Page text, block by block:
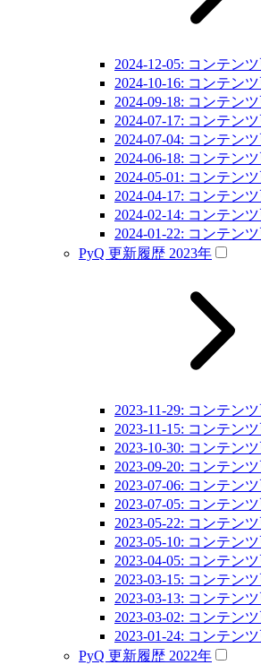
2024-12-05: コンテン
2024-10-16: コンテン
2024-09-18: コンテン
2024-07-17: コンテン
2024-07-04: コンテン
2024-06-18: コンテン
2024-05-01: コンテン
2024-04-17: コンテン
2024-02-14: コンテン
2024-01-22: コンテン
PyQ 更新履歴 2023年
2023-11-29: コンテン
2023-11-15: コンテン
2023-10-30: コンテン
2023-09-20: コンテン
2023-07-06: コンテン
2023-07-05: コンテン
2023-05-22: コンテン
2023-05-10: コンテン
2023-04-05: コンテン
2023-03-15: コンテン
2023-03-13: コンテン
2023-03-02: コンテン
2023-01-24: コンテン
PyQ 更新履歴 2022年